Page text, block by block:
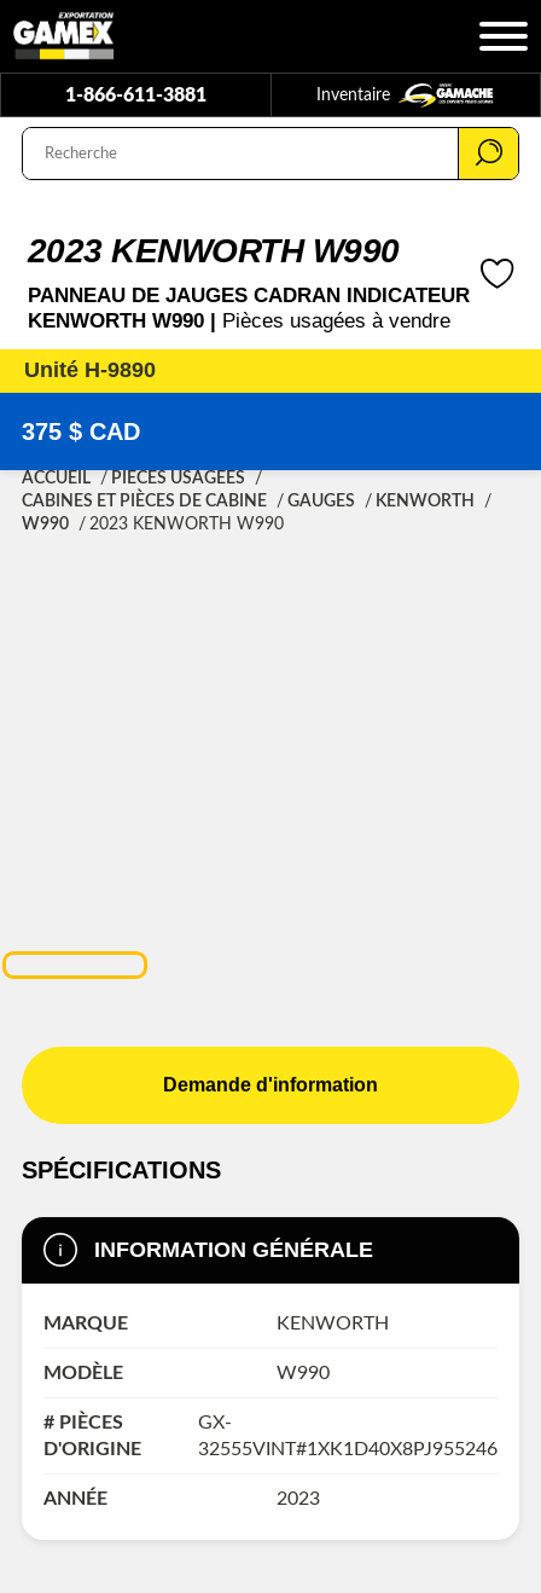
1-866-611-3881 Inventaire
2023 KENWORTH W990
PANNEAU DE JAUGES CADRAN INDICATEUR
KENWORTH W990 | Pièces usagées à vendre
Unité H-9890
375 $ CAD
ACCUEIL
PIÈCES USAGÉES
CABINES ET PIÈCES DE CABINE
GAUGES
KENWORTH
W990
2023 KENWORTH W990
Demande d'information
SPÉCIFICATIONS
INFORMATION GÉNÉRALE
MARQUE KENWORTH
MODÈLE W990
# PIÈCES
D'ORIGINE
GX-
32555VINT#1XK1D40X8PJ955246
ANNÉE 2023